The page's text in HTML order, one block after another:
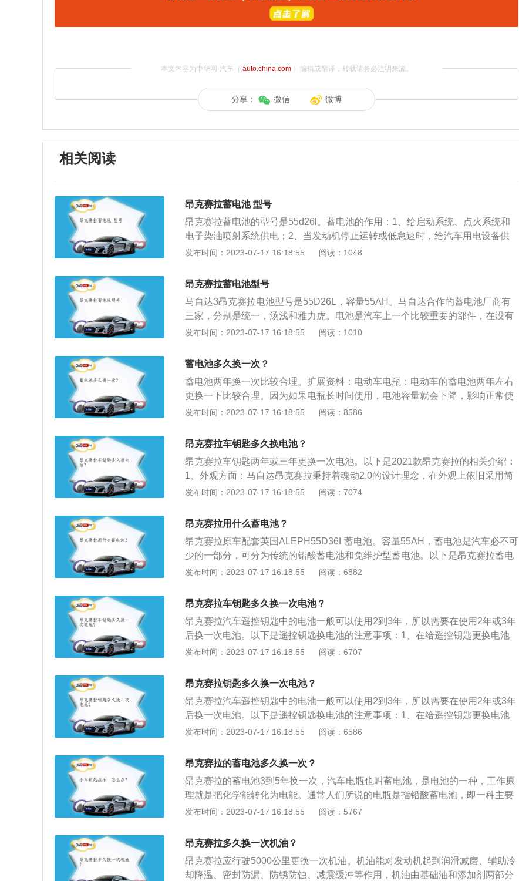
本文内容为中华网·汽车（ auto.china.com）编辑或翻译，转载请务必注明来源。
分享： 微信 微博
相关阅读
昂克赛拉蓄电池 型号
昂克赛拉蓄电池的型号是55d26l。蓄电池的作用：1、给启动系统、点火系统和
电子染油喷射系统供电；2、当发动机停止运转或低怠速时，给汽车用电设备供
电；3、发电机输出电量不足时，可以辅助给用电设备供电；4、缓和点系中的冲
蓄电池是一个需要定期更换的易损件，大部分需要每隔3到5年更换一次。但是如
果车辆长时间停发没有启动的话，电瓶就很容易因为亏电而损坏了，如果发现电
瓶有异常的话，可以在保养汽车的时候让技师用专业的设备测量电瓶里面的电压
还有内阻，如果电压和内阻都不达标的话，那就说明电瓶要更换了。
发布时间：2023-07-17 16:18:55 阅读：1048
昂克赛拉蓄电池型号
马自达3昂克赛拉电池型号是55D26L，容量55AH。马自达合作的蓄电池厂商有
三家，分别是统一，汤浅和雅力虎。电池是汽车上一个比较重要的部件，在没有
启动发动机时，是电池给全车用电设备供电的，并且电池也负责启动发动机。蓄
于蓄电池采用了铅钙合金做栅架，所以充电时产生的水分解量少，水分蒸发量也
低，加上外壳采用密封结构，释放出来的硫酸气体也很少，所以它与传统蓄电池
相比，具有不需添加任何液体，对接线桩头，电量储存时间长等优点。昂克赛拉
蓄电池养护方法：1、电解液液面应始终保持在MAX和MIN之间，每月检查一
次，视液面下降情况适当补充蒸馏水(纯水)，切勿加酸。2、当电池的电压不足且
电，过充会使活性物质脱落，亏电会使极板硫化，要保证调节器电压不能过高或
过低。4、使用过程中，应经常检查排气孔是否畅通，以防电池变形或爆裂。5、
防止蓄电池长时间大电流放电，每次使用启动时间不能大于5秒，两次连续启动
须保持接触良好，防止产生火花，引起蓄电池爆炸。电池卡子产生的氧化物、硫
发布时间：2023-07-17 16:18:55 阅读：1010
蓄电池多久换一次？
蓄电池两年换一次比较合理。扩展资料：电动车电瓶：电动车的蓄电池两年左右
更换一下比较合理。因为如果电瓶长时间使用，电池容量就会下降，影响正常使
用。汽车电瓶：正常使用车辆，两年左右就可以换一个新的电瓶。如果是经常熄
注意事项：良好的用车习惯可以延长电瓶的使用寿命，到两年半或者是三年再更
换新的电瓶也可以。不过电瓶更换的具体时间还是要根据电瓶的亏损情况来定。
发布时间：2023-07-17 16:18:55 阅读：8586
昂克赛拉车钥匙多久换电池？
昂克赛拉车钥匙两年或三年更换一次电池。以下是2021款昂克赛拉的相关介绍：
1、外观方面：马自达昂克赛拉秉持着魂动2.0的设计理念，在外观上依旧采用简
洁的前脸设计，进气栅格、双侧高位LED智能灯设计，简约到极致后自然地散发
可更好地避免对行人造成伤害；配备了标准的SRS安全气囊系统，可让前方冲击
有效减少。
发布时间：2023-07-17 16:18:55 阅读：7074
昂克赛拉用什么蓄电池？
昂克赛拉原车配套英国ALEPH55D36L蓄电池。容量55AH，蓄电池是汽车必不可
少的一部分，可分为传统的铅酸蓄电池和免维护型蓄电池。以下是昂克赛拉蓄电
池的注意事项：1、液面位置：电解液液面应始终保持在max和min之间，每月检
当电池的电压不足且灯光暗淡、起动无力时，应及时进行车外充电。防止蓄电池
过充电或长期亏电，过充会使活性物质脱落，亏电会使极板硫化，要保证调节器
电压不能过高或过低。3、注意事项：使用过程中，应经常检查排气孔是否畅
通，以防电池变形或爆裂。电池应远离热源和明火，充电及使用时应保持通风，
以防燃烧伤人。
发布时间：2023-07-17 16:18:55 阅读：6882
昂克赛拉车钥匙多久换一次电池？
昂克赛拉汽车遥控钥匙中的电池一般可以使用2到3年，所以需要在使用2年或3年
后换一次电池。以下是遥控钥匙换电池的注意事项：1、在给遥控钥匙更换电池
时，只需要将钥匙的外壳撬开，然后将旧的电池取出来换上新的就可以。2、在
平时使用遥控钥匙时，要尽量避免远距离遥控，这样可以节省电量。如果经常远
距离遥控，那会加快电量的消耗速度。
发布时间：2023-07-17 16:18:55 阅读：6707
昂克赛拉钥匙多久换一次电池？
昂克赛拉汽车遥控钥匙中的电池一般可以使用2到3年，所以需要在使用2年或3年
后换一次电池。以下是遥控钥匙换电池的注意事项：1、在给遥控钥匙更换电池
时，只需要将钥匙的外壳撬开，然后将旧的电池取出来换上新的就可以。2、在
平时使用遥控钥匙时，要尽量避免远距离遥控，这样可以节省电量。如果经常远
距离遥控，那会加快电量的消耗速度。
发布时间：2023-07-17 16:18:55 阅读：6586
昂克赛拉的蓄电池多久换一次？
昂克赛拉的蓄电池3到5年换一次，汽车电瓶也叫蓄电池，是电池的一种，工作原
理就是把化学能转化为电能。通常人们所说的电瓶是指铅酸蓄电池，即一种主要
由铅及其氧化物制成，电解液是硫酸溶液的蓄电池。昂克赛拉是长安马自达推出
m，搭载1.5L自然吸气发动机，最大功率是86kw，匹配6挡手动、6挡手自一体变
速箱。
发布时间：2023-07-17 16:18:55 阅读：5767
昂克赛拉多久换一次机油？
昂克赛拉应行驶5000公里更换一次机油。机油能对发动机起到润滑减磨、辅助冷
却降温、密封防漏、防锈防蚀、减震缓冲等作用，机油由基础油和添加剂两部分